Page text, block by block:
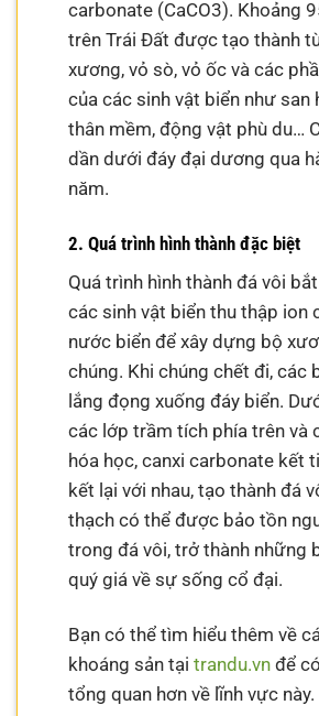
carbonate (CaCO3). Khoảng
trên Trái Đất được tạo thành
xương, vỏ sò, vỏ ốc và các
của các sinh vật biển như san
thân mềm, động vật phù du…
dần dưới đáy đại dương qua
năm.
2. Quá trình hình thành đặc biệt
Quá trình hình thành đá vôi
các sinh vật biển thu thập ion
nước biển để xây dựng bộ
chúng. Khi chúng chết đi, các
lắng đọng xuống đáy biển.
các lớp trầm tích phía trên và
hóa học, canxi carbonate kết
kết lại với nhau, tạo thành đá
thạch có thể được bảo tồn
trong đá vôi, trở thành những
quý giá về sự sống cổ đại.
Bạn có thể tìm hiểu thêm về
khoáng sản tạitrandu.vn để
tổng quan hơn về lĩnh vực này.